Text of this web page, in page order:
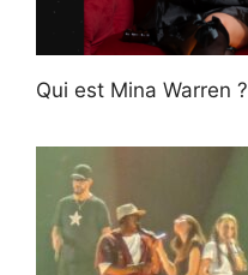
Qui est Mina Warren ?